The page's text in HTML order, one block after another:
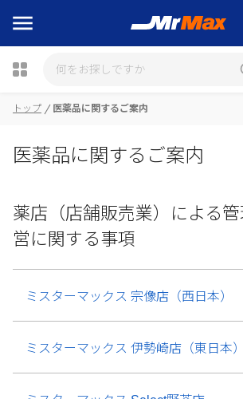
トップ 医薬品に関するご案内
医薬品に関するご案内
薬店（店舗販売業）による
営に関する事項
ミスターマックス 宗像店（西日本）
ミスターマックス 伊勢崎店（東日本）